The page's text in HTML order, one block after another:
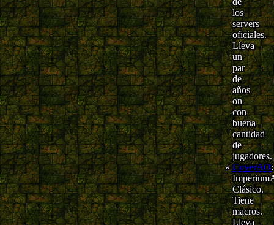
los
servers
oficiales.
Lleva
un
par
de
años
on
con
buena
cantidad
de
jugadores.
CoverAO:
Clásico.
Tiene
macros.
Lleva